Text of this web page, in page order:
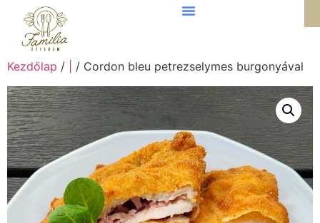
Kezdőlap / / Cordon bleu petrezselymes burgonyával